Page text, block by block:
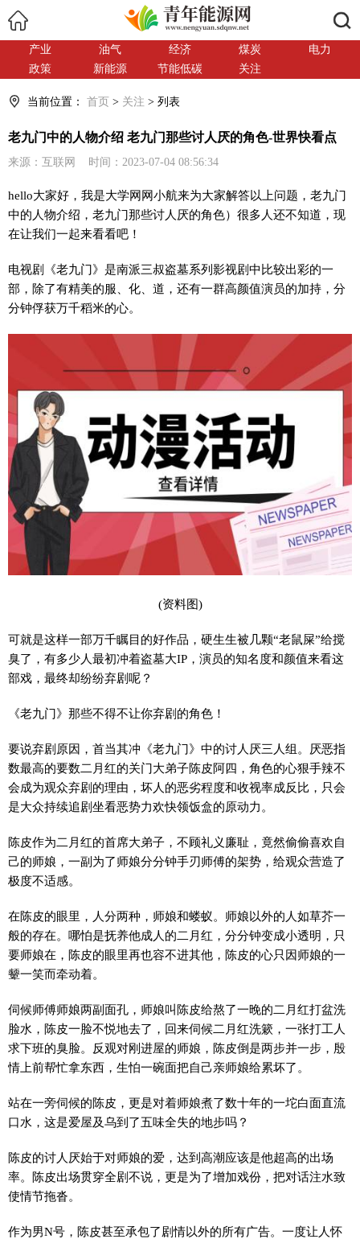
产业 油气 经济 煤炭
电力
政策
新能源 节能低碳 关注
当前位置： 首页 > 关注 > 列表
老九门中的人物介绍 老九门那些讨人厌的角色-世界快看点
来源：互联网 时间：2023-07-04 08:56:34
hello大家好，我是大学网网小航来为大家解答以上问题，老九门
中的人物介绍，老九门那些讨人厌的角色）很多人还不知道，现
在让我们一起来看看吧！
电视剧《老九门》是南派三叔盗墓系列影视剧中比较出彩的一
部，除了有精美的服、化、道，还有一群高颜值演员的加持，分
分钟俘获万千稻米的心。
(资料图)
可就是这样一部万千瞩目的好作品，硬生生被几颗“老鼠屎”给搅
臭了，有多少人最初冲着盗墓大IP，演员的知名度和颜值来看这
部戏，最终却纷纷弃剧呢？
《老九门》那些不得不让你弃剧的角色！
要说弃剧原因，首当其冲《老九门》中的讨人厌三人组。厌恶指
数最高的要数二月红的关门大弟子陈皮阿四，角色的心狠手辣不
会成为观众弃剧的理由，坏人的恶劣程度和收视率成反比，只会
是大众持续追剧坐看恶势力欢快领饭盒的原动力。
陈皮作为二月红的首席大弟子，不顾礼义廉耻，竟然偷偷喜欢自
己的师娘，一副为了师娘分分钟手刃师傅的架势，给观众营造了
极度不适感。
在陈皮的眼里，人分两种，师娘和蝼蚁。师娘以外的人如草芥一
般的存在。哪怕是抚养他成人的二月红，分分钟变成小透明，只
要师娘在，陈皮的眼里再也容不进其他，陈皮的心只因师娘的一
颦一笑而牵动着。
伺候师傅师娘两副面孔，师娘叫陈皮给熬了一晚的二月红打盆洗
脸水，陈皮一脸不悦地去了，回来伺候二月红洗簌，一张打工人
求下班的臭脸。反观对刚进屋的师娘，陈皮倒是两步并一步，殷
情上前帮忙拿东西，生怕一碗面把自己亲师娘给累坏了。
站在一旁伺候的陈皮，更是对着师娘煮了数十年的一坨白面直流
口水，这是爱屋及乌到了五味全失的地步吗？
陈皮的讨人厌始于对师娘的爱，达到高潮应该是他超高的出场
率。陈皮出场贯穿全剧不说，更是为了增加戏份，把对话注水致
使情节拖沓。
作为男N号，陈皮甚至承包了剧情以外的所有广告。一度让人怀